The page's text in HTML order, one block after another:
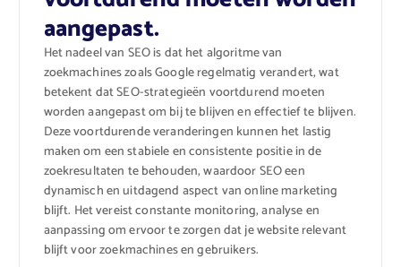
aangepast.
Het nadeel van SEO is dat het algoritme van
zoekmachines zoals Google regelmatig verandert, wat
betekent dat SEO-strategieën voortdurend moeten
worden aangepast om bij te blijven en effectief te blijven.
Deze voortdurende veranderingen kunnen het lastig
maken om een stabiele en consistente positie in de
zoekresultaten te behouden, waardoor SEO een
dynamisch en uitdagend aspect van online marketing
blijft. Het vereist constante monitoring, analyse en
aanpassing om ervoor te zorgen dat je website relevant
blijft voor zoekmachines en gebruikers.